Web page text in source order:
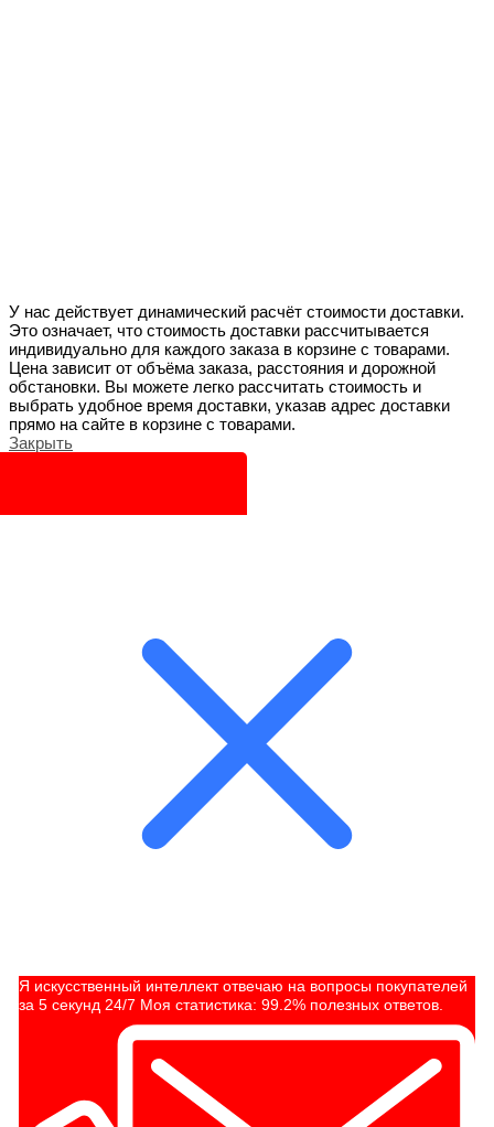
У нас действует динамический расчёт стоимости доставки.
Это означает, что стоимость доставки рассчитывается
индивидуально для каждого заказа в корзине с товарами.
Цена зависит от объёма заказа, расстояния и дорожной
обстановки. Вы можете легко рассчитать стоимость и
выбрать удобное время доставки, указав адрес доставки
прямо на сайте в корзине с товарами.
Закрыть
Я искусственный интеллект отвечаю на вопросы покупателей
за 5 секунд 24/7 Моя статистика: 99.2% полезных ответов.